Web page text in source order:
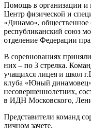
Помощь в организации и
Центр физической и
«Динамо», общественное
республиканский союз
отделение Федерации
В соревнованиях
них – по 3 стрелка.
учащихся лицея и школ
клуба «Юный
несовершеннолетних,
в ИДН Московского,
Представители команд
личном зачете.